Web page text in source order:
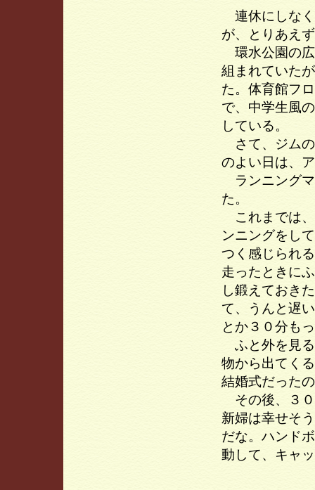
連休にしなく
が、とりあえ
環水公園の広
組まれていた
た。体育館フ
で、中学生風
している。
さて、ジムの
のよい日は、
ランニングマ
た。
これまでは、
ンニングをし
つく感じられ
走ったときに
し鍛えておき
て、うんと遅
とか３０分も
ふと外を見る
物から出てく
結婚式だった
その後、３０
新婦は幸せそ
だな。ハンド
動して、キャ